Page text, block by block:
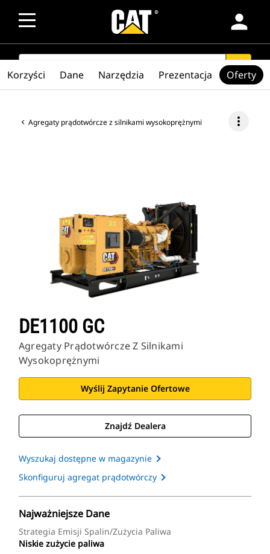
person
SEARCH search
Agregaty prądotwórcze z silnikami wysokoprężnymi more_vert
DE1100 GC
Agregaty Prądotwórcze Z Silnikami
Wysokoprężnymi
Wyślij Zapytanie Ofertowe
Znajdź Dealera
Wyszukaj dostępne w magazynie
Skonfiguruj agregat prądotwórczy
Najważniejsze Dane
Strategia Emisji Spalin/zużycia Paliwa
Niskie zużycie paliwa
Korzyści Dane Narzędzia Prezentacja Oferty